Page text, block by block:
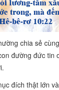
chia sẻ
đường đức
đích thật lớn